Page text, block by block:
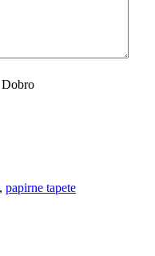
Dobro
, papirne tapete